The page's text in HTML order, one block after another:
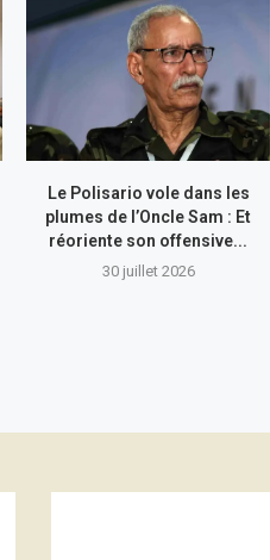
Le Polisario vole dans les
plumes de l’Oncle Sam : Et
réoriente son offensive...
30 juillet 2026